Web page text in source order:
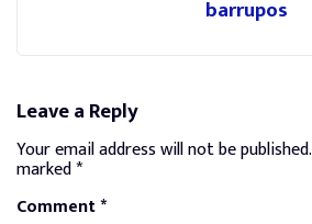
barrupos
Leave a Reply
Your email address will not be published.
marked*
Comment*